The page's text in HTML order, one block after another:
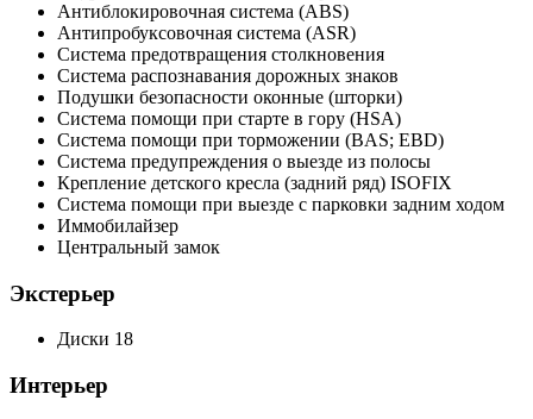
Антиблокировочная система (ABS)
Антипробуксовочная система (ASR)
Система предотвращения столкновения
Система распознавания дорожных знаков
Подушки безопасности оконные (шторки)
Система помощи при старте в гору (HSA)
Система помощи при торможении (BAS; EBD)
Система предупреждения о выезде из полосы
Крепление детского кресла (задний ряд) ISOFIX
Система помощи при выезде с парковки задним ходом
Иммобилайзер
Центральный замок
Экстерьер
Диски 18
Интерьер